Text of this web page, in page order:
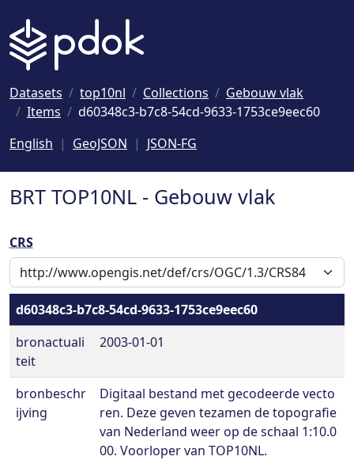
Datasets top10nl Collections
Gebouw vlak
Items
d60348c3-b7c8-54cd-9633-1753ce9eec60
English
GeoJSON JSON-FG
BRT TOP10NL - Gebouw vlak
CRS
d60348c3-b7c8-54cd-9633-1753ce9eec60
bronactuali
teit
2003-01-01
bronbeschr
ijving
Digitaal bestand met gecodeerde vecto
ren. Deze geven tezamen de topografie
van Nederland weer op de schaal 1:10.0
00. Voorloper van TOP10NL.